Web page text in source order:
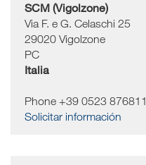
SCM (Vigolzone)
Via F. e G. Celaschi 25
29020 Vigolzone
PC
Italia
Phone +39 0523 876811
Solicitar información